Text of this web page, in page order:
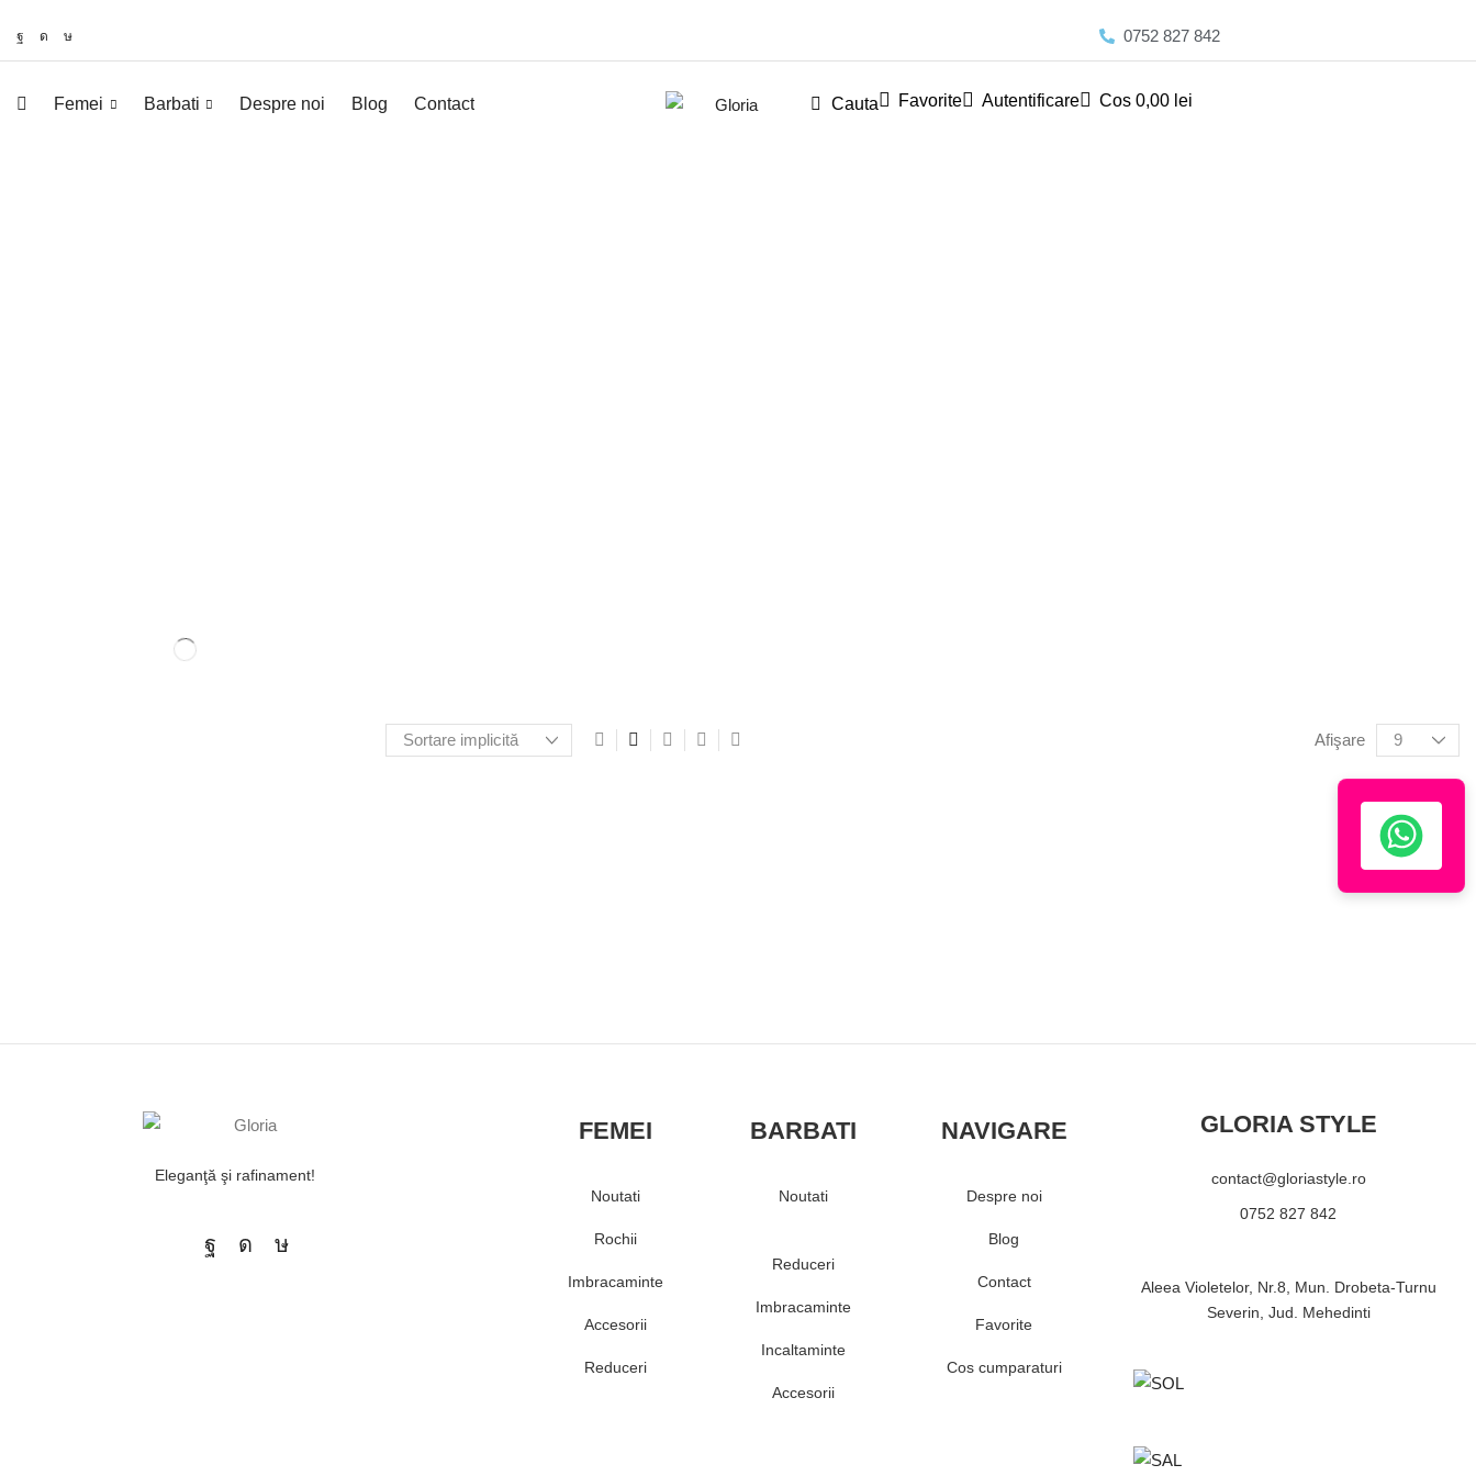
0752 827 842
Femei Barbati Despre noi Blog Contact Cauta Favorite Autentificare Cos 0,00 lei
Afişare
Eleganţă şi rafinament!
FEMEI
Noutati
Rochii
Imbracaminte
Accesorii
Reduceri
BARBATI
Noutati
Reduceri
Imbracaminte
Incaltaminte
Accesorii
NAVIGARE
Despre noi
Blog
Contact
Favorite
Cos cumparaturi
GLORIA STYLE
contact@gloriastyle.ro
0752 827 842
Aleea Violetelor, Nr.8, Mun. Drobeta-Turnu
Severin, Jud. Mehedinti